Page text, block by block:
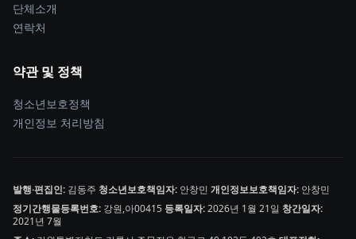
단체소개
연락처
약관 및 정책
청소년보호정책
개인정보 처리방침
발행·편집인: 김동주 청소년보호책임자: 안창민 개인정보보호책임자: 안창민
정기간행물등록번호: 강원,아00415 등록일자:2026년 1월 21일 창간일자:
2021년 7월